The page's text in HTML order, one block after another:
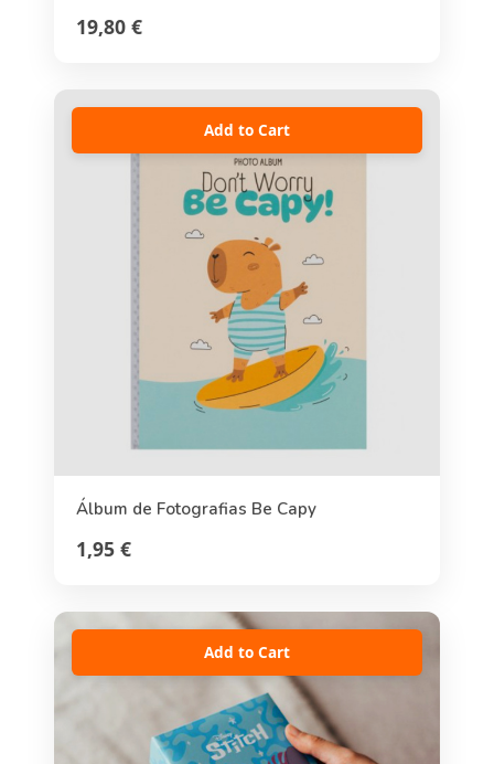
19,80 €
Add to Cart
Álbum de Fotografias Be Capy
1,95 €
Add to Cart